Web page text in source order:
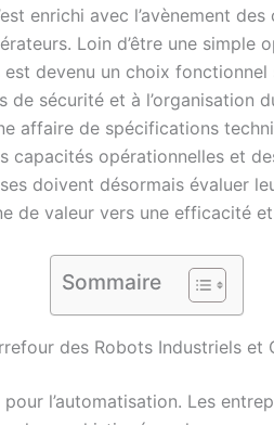
enrichi avec l’avènement
Loin d’être une simple
devenu un choix
de sécurité et à l’organisation
affaire de spécifications
capacités opérationnelles et
doivent désormais évaluer
de valeur vers une efficacité
Sommaire
des Robots Industriels et
pour l’automatisation. Les